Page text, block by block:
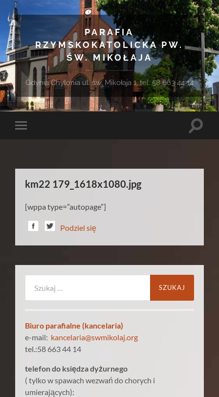
PARAFIA
RZYMSKOKATOLICKA PW.
ŚW. MIKOŁAJA
Gdynia Chylonia ul. św. Mikołaja 1, tel. 58 663 44 14
Toggle
Toggle
km22 179_1618x1080.jpg
[wppa type=”autopage”]
Podziel się
Biuro parafialne (kancelaria)
e-mail: kancelaria@swmikolaj.org
tel.:58 663 44 14
telefon do księdza dyżurnego
( tylko w spawach wezwań do chorych i
umierających):